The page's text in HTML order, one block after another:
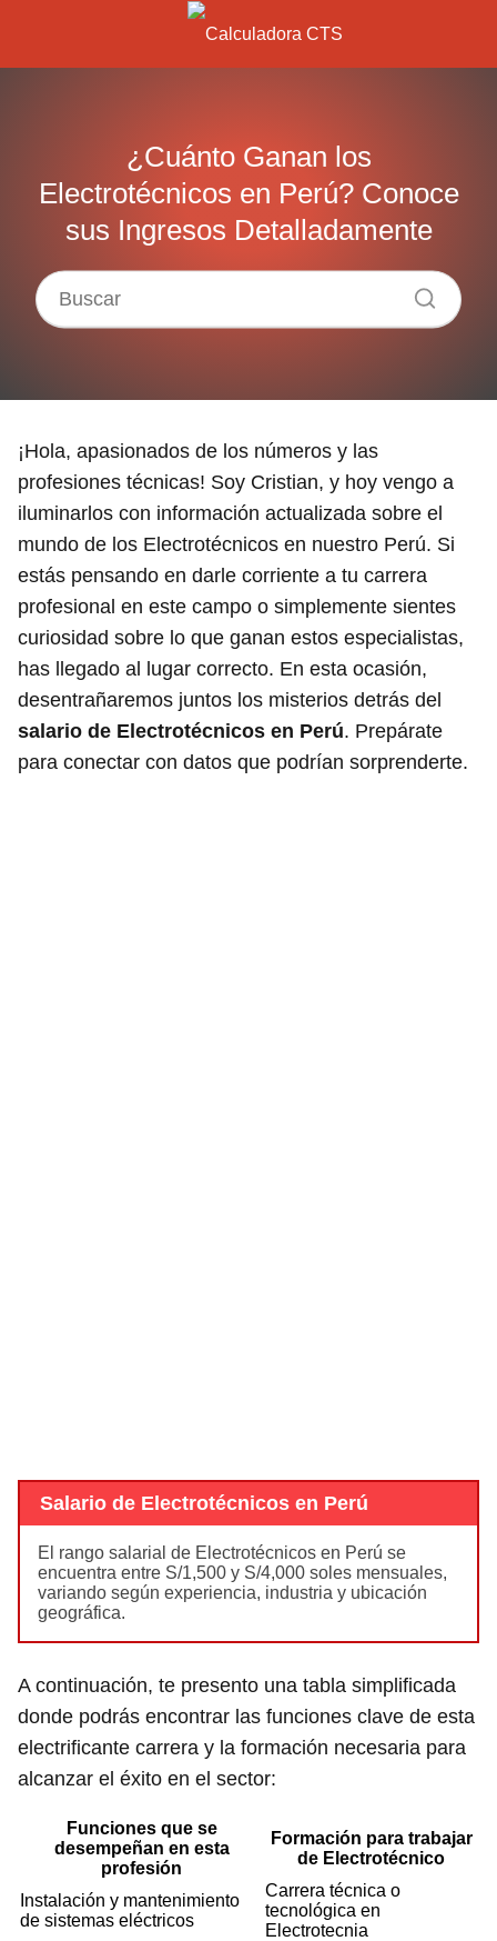
¿Cuánto Ganan los
Electrotécnicos en Perú? Conoce
sus Ingresos Detalladamente
¡Hola, apasionados de los números y las
profesiones técnicas! Soy Cristian, y hoy vengo a
iluminarlos con información actualizada sobre el
mundo de los Electrotécnicos en nuestro Perú. Si
estás pensando en darle corriente a tu carrera
profesional en este campo o simplemente sientes
curiosidad sobre lo que ganan estos especialistas,
has llegado al lugar correcto. En esta ocasión,
desentrañaremos juntos los misterios detrás del
salario de Electrotécnicos en Perú. Prepárate
para conectar con datos que podrían sorprenderte.
Salario de Electrotécnicos en Perú
El rango salarial de Electrotécnicos en Perú se
encuentra entre S/1,500 y S/4,000 soles mensuales,
variando según experiencia, industria y ubicación
geográfica.
A continuación, te presento una tabla simplificada
donde podrás encontrar las funciones clave de esta
electrificante carrera y la formación necesaria para
alcanzar el éxito en el sector:
Funciones que se
desempeñan en esta
profesión
Formación para trabajar
de Electrotécnico
Instalación y mantenimiento
de sistemas eléctricos
Carrera técnica o
tecnológica en
Electrotecnia